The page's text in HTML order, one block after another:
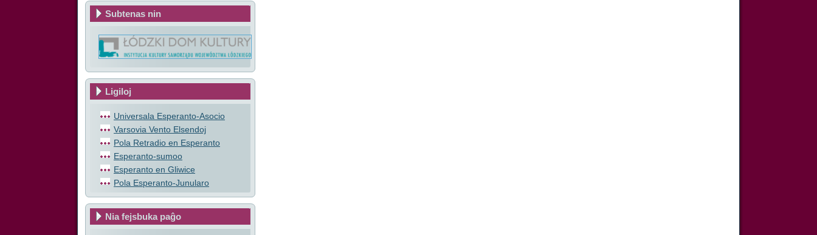
Subtenas nin
Ligiloj
Universala Esperanto-Asocio
Varsovia Vento Elsendoj
Pola Retradio en Esperanto
Esperanto-sumoo
Esperanto en Gliwice
Pola Esperanto-Junularo
Nia fejsbuka paĝo